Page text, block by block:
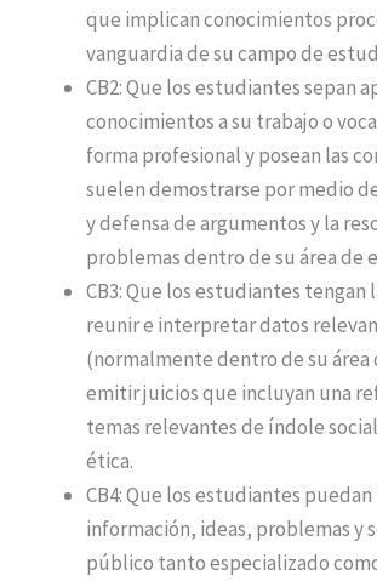
que implican conocimientos
vanguardia de su campo de
CB2: Que los estudiantes sepan
conocimientos a su trabajo o
forma profesional y posean las
suelen demostrarse por medio
y defensa de argumentos y la
problemas dentro de su área de
CB3: Que los estudiantes tengan
reunir e interpretar datos
(normalmente dentro de su área
emitir juicios que incluyan una
temas relevantes de índole
ética.
CB4: Que los estudiantes
información, ideas, problemas y
público tanto especializado